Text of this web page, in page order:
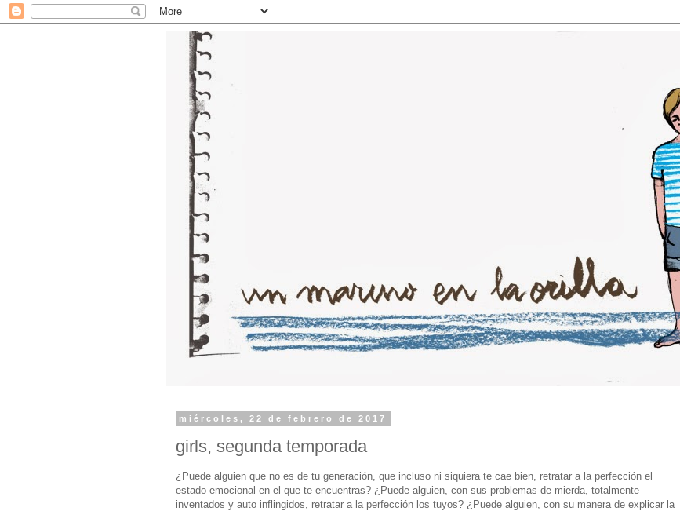
miércoles, 22 de febrero de 2017
girls, segunda temporada
¿Puede alguien que no es de tu generación, que incluso ni siquiera te cae bien, retratar a la perfección el
estado emocional en el que te encuentras? ¿Puede alguien, con sus problemas de mierda, totalmente
inventados y auto inflingidos, retratar a la perfección los tuyos? ¿Puede alguien, con su manera de explicar la